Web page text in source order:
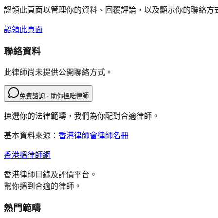
認領此頁面以管理你的資料、回覆評論，以及顯示你的聯絡方
認領此頁面
聯絡資料
此律師尚未提供公開聯絡方式。
免費諮詢 · 助你搵啱律師
揀選你的法律範疇，我們為你配對合適律師。
基本資料來源： 香港律師會律師名冊
香港搵律師網
香港律師目錄及評價平台。
幫你搵到合適的律師。
熱門範疇